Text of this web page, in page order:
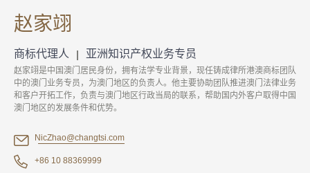
赵家翊
商标代理人 亚洲知识产权业务专员
赵家翊是中国澳门居民身份，拥有法学专业背景，现任铸成律所港澳商标团队
中的澳门业务专员，为澳门地区的负责人。他主要协助团队推进澳门法律业务
和客户开拓工作，负责与澳门地区行政当局的联系，帮助国内外客户取得中国
澳门地区的发展条件和优势。
NicZhao@changtsi.com
+86 10 88369999